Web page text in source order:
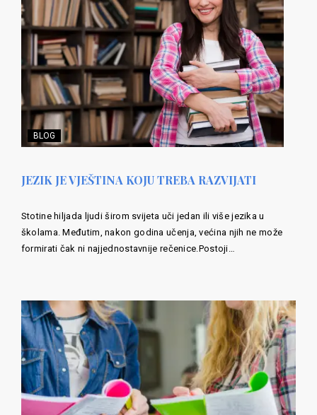
BLOG
JEZIK JE VJEŠTINA KOJU TREBA RAZVIJATI
Stotine hiljada ljudi širom svijeta uči jedan ili više jezika u
školama. Međutim, nakon godina učenja, većina njih ne može
formirati čak ni najjednostavnije rečenice.Postoji…